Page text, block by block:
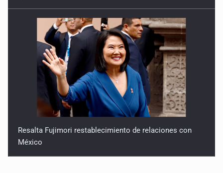
Resalta Fujimori restablecimiento de relaciones con
México